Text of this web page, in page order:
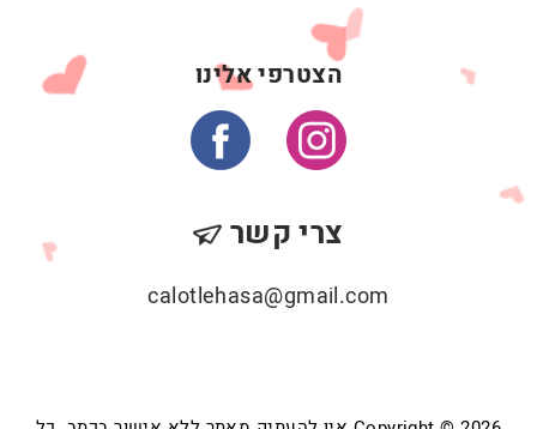
הצטרפי אלינו
צרי קשר
calotlehasa@gmail.com